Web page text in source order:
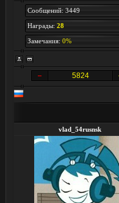
Сообщений: 3449
Награды: 28
Замечания: 0%
5824
vlad_54rusnsk